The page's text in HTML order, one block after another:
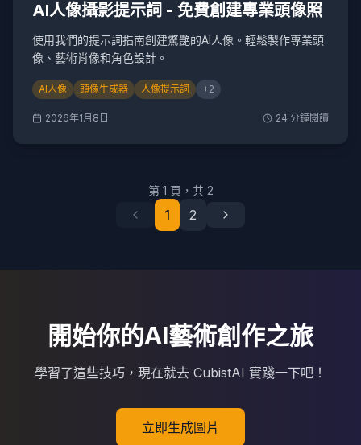
AI人像攝影提示詞 - 免費創建專業頭像照
使用我們的提示詞指南創建驚艷的AI人像。輕鬆製作專業頭
像、藝術肖像和角色設計。
AI人像 頭像生成器 人像提示詞 +2
2026年1月8日 24 分鐘閱讀
第 1 頁，共 2
1 2
開始你的AI藝術創作之旅
學習了這些技巧，現在就去 CubistAI 實踐一下吧！
立即生成圖片